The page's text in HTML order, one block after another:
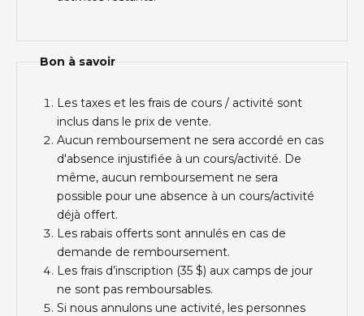
Bon à savoir
Les taxes et les frais de cours / activité sont
inclus dans le prix de vente.
Aucun remboursement ne sera accordé en cas
d'absence injustifiée à un cours/activité. De
même, aucun remboursement ne sera
possible pour une absence à un cours/activité
déjà offert.
Les rabais offerts sont annulés en cas de
demande de remboursement.
Les frais d’inscription (35 $) aux camps de jour
ne sont pas remboursables.
Si nous annulons une activité, les personnes